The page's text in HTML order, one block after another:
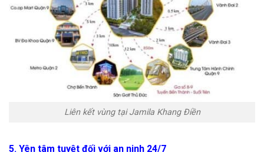
Liên kết vùng tại Jamila Khang Điền
5. Yên tâm tuyệt đối với an ninh 24/7